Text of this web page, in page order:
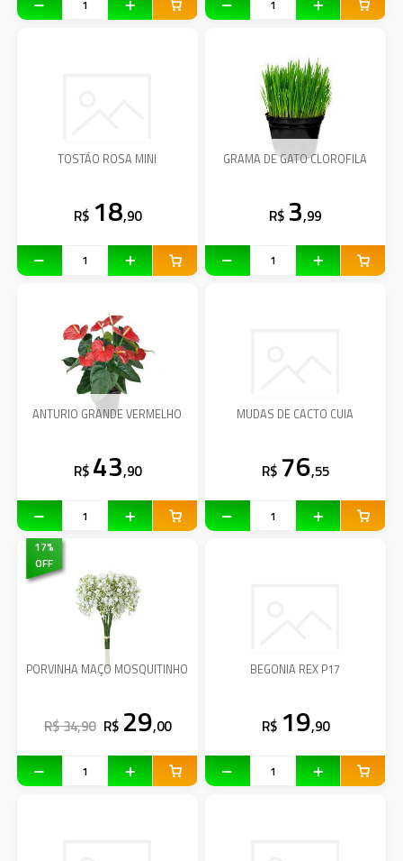
TOSTÃO ROSA MINI
R$ 18,90
GRAMA DE GATO CLOROFILA
R$ 3,99
ANTURIO GRANDE VERMELHO
R$ 43,90
MUDAS DE CACTO CUIA
R$ 76,55
17%
OFF
PORVINHA MAÇO MOSQUITINHO
R$ 34,90 R$ 29,00
BEGONIA REX P17
R$ 19,90